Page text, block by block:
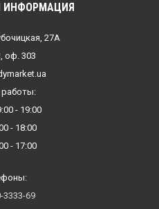
ИНФОРМАЦИЯ
27А
оф. 303
- 19:00
- 18:00
- 17:00
3333-69